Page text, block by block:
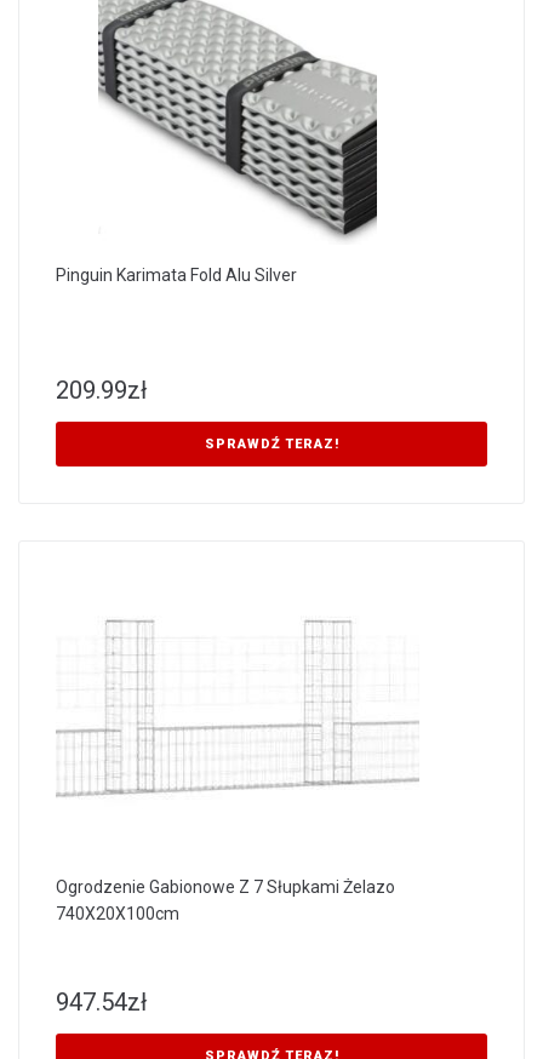
Pinguin Karimata Fold Alu Silver
209.99zł
SPRAWDŹ TERAZ!
Ogrodzenie Gabionowe Z 7 Słupkami Żelazo
740X20X100cm
947.54zł